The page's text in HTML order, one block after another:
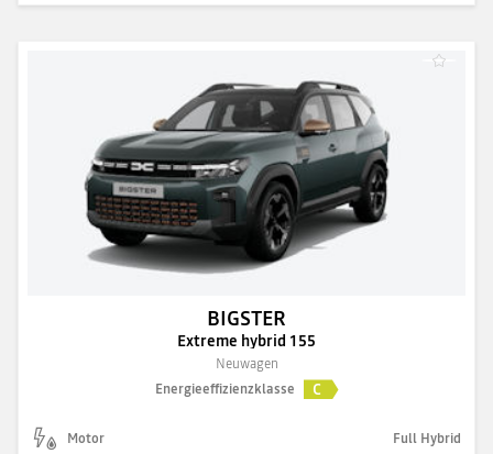
BIGSTER
Extreme hybrid 155
Neuwagen
Energieeffizienzklasse
C
Motor Full Hybrid